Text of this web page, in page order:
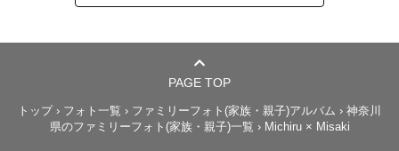
PAGE TOP
トップ › フォト一覧 › ファミリーフォト(家族・親子)アルバム › 神奈川
県のファミリーフォト(家族・親子)一覧 › Michiru × Misaki